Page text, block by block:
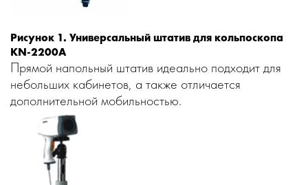
Рисунок 1. Универсальный штатив для кольпоскопа
KN-2200A
Прямой напольный штатив идеально подходит для
небольших кабинетов, а также отличается
дополнительной мобильностью.